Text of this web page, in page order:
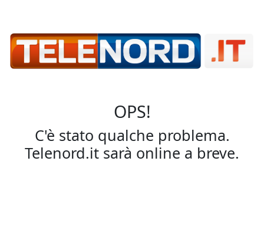
OPS!
C'è stato qualche problema.
Telenord.it sarà online a breve.